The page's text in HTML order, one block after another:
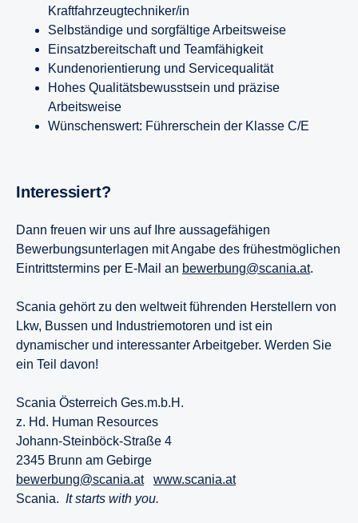
Kraftfahrzeugtechniker/in
Selbständige und sorgfältige Arbeitsweise
Einsatzbereitschaft und Teamfähigkeit
Kundenorientierung und Servicequalität
Hohes Qualitätsbewusstsein und präzise
Arbeitsweise
Wünschenswert: Führerschein der Klasse C/E
In­ter­es­siert?
Dann freuen wir uns auf Ihre aussagefähigen
Bewerbungsunterlagen mit Angabe des frühestmöglichen
Eintrittstermins per E-Mail an bewerbung@scania.at.
Scania gehört zu den weltweit führenden Herstellern von
Lkw, Bussen und Industriemotoren und ist ein
dynamischer und interessanter Arbeitgeber. Werden Sie
ein Teil davon!
Scania Österreich Ges.m.b.H.
z. Hd. Human Resources
Johann-Steinböck-Straße 4
2345 Brunn am Gebirge
bewerbung@scania.at
www.scania.at
Scania. It starts with you.